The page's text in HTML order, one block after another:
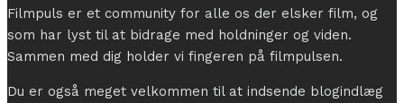
Filmpuls er et community for alle os der elsker film, og
som har lyst til at bidrage med holdninger og viden.
Sammen med dig holder vi fingeren på filmpulsen.
Du er også meget velkommen til at indsende blogindlæg